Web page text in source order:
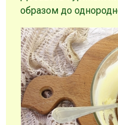
образом до